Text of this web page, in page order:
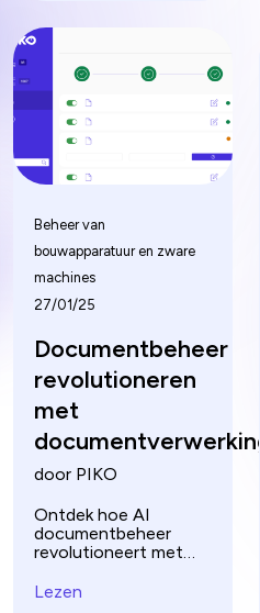
meer, en zo de
verhuur vormgeeft.
Beheer van
bouwapparatuur en zware
machines
27/01/25
Documentbeheer
revolutioneren
met
documentverwerking
door PIKO
Ontdek hoe AI
documentbeheer
revolutioneert met
Leer hoe je AI kunt
Lezen